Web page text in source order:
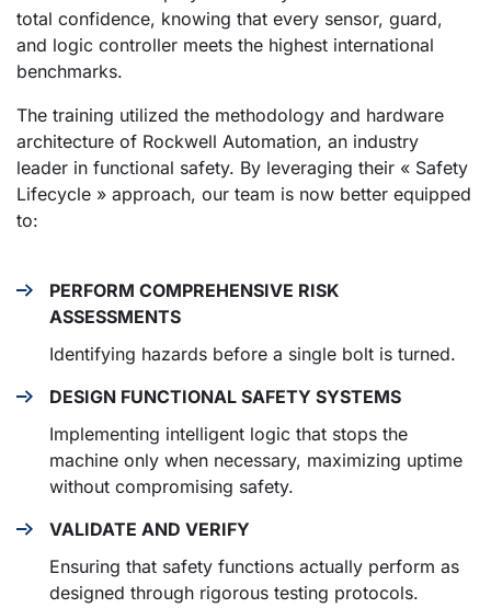
total confidence, knowing that every sensor, guard,
and logic controller meets the highest international
benchmarks.
The training utilized the methodology and hardware
architecture of Rockwell Automation, an industry
leader in functional safety. By leveraging their « Safety
Lifecycle » approach, our team is now better equipped
to:
PERFORM COMPREHENSIVE RISK
ASSESSMENTS
Identifying hazards before a single bolt is turned.
DESIGN FUNCTIONAL SAFETY SYSTEMS
Implementing intelligent logic that stops the
machine only when necessary, maximizing uptime
without compromising safety.
VALIDATE AND VERIFY
Ensuring that safety functions actually perform as
designed through rigorous testing protocols.